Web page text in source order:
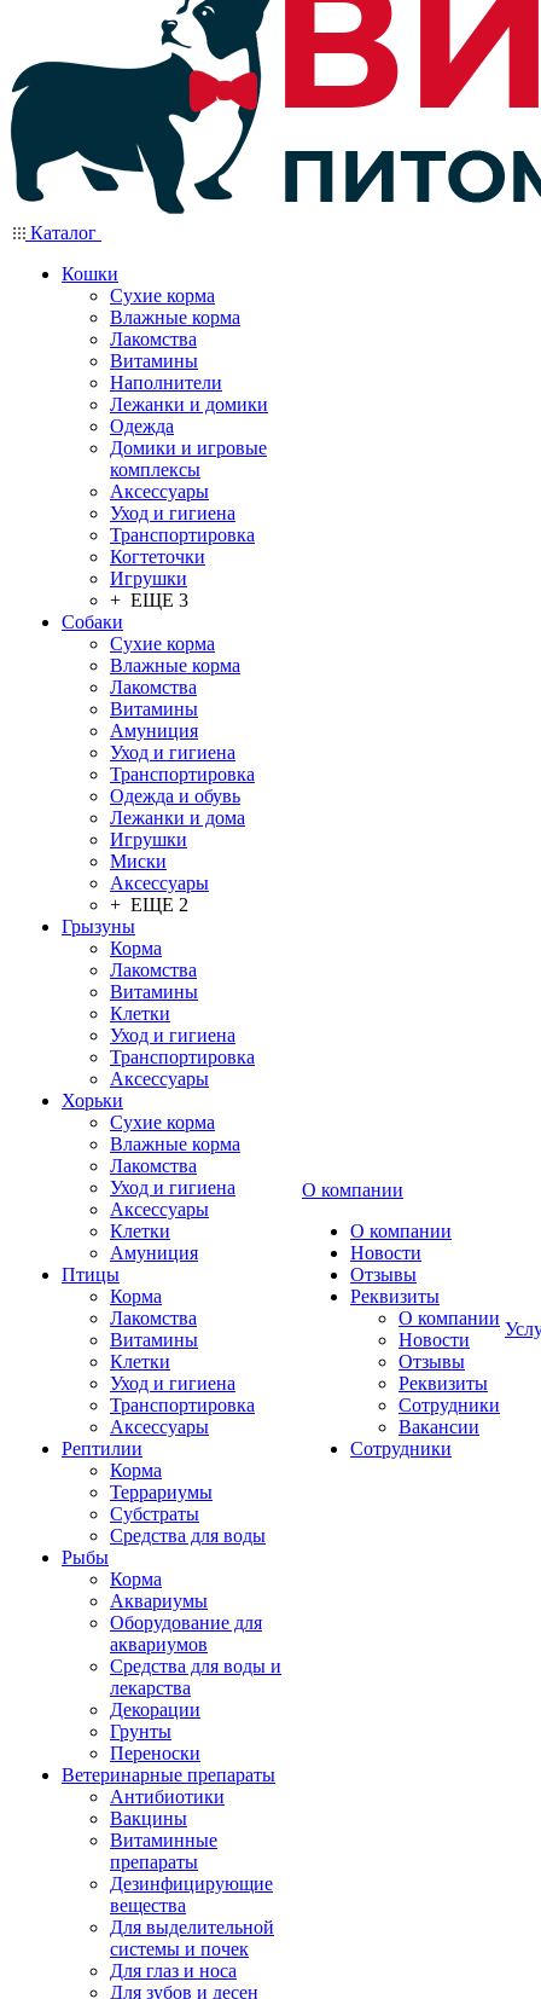
Каталог
Кошки
Сухие корма
Влажные корма
Лакомства
Витамины
Наполнители
Лежанки и домики
Одежда
Домики и игровые
комплексы
Аксессуары
Уход и гигиена
Транспортировка
Когтеточки
Игрушки
+ ЕЩЕ 3
Собаки
Сухие корма
Влажные корма
Лакомства
Витамины
Амуниция
Уход и гигиена
Транспортировка
Одежда и обувь
Лежанки и дома
Игрушки
Миски
Аксессуары
+ ЕЩЕ 2
Грызуны
Корма
Лакомства
Витамины
Клетки
Уход и гигиена
Транспортировка
Аксессуары
Хорьки
Сухие корма
Влажные корма
Лакомства
Уход и гигиена
Аксессуары
Клетки
Амуниция
Птицы
Корма
Лакомства
Витамины
Клетки
Уход и гигиена
Транспортировка
Аксессуары
Рептилии
Корма
Террариумы
Субстраты
Средства для воды
Рыбы
Корма
Аквариумы
Оборудование для
аквариумов
Средства для воды и
лекарства
Декорации
Грунты
Переноски
Ветеринарные препараты
Антибиотики
Вакцины
Витаминные
препараты
Дезинфицирующие
вещества
Для выделительной
системы и почек
Для глаз и носа
Для зубов и десен
О компании
О компании
Новости
Отзывы
Реквизиты
О компании
Новости
Отзывы
Реквизиты
Сотрудники
Вакансии
Сотрудники